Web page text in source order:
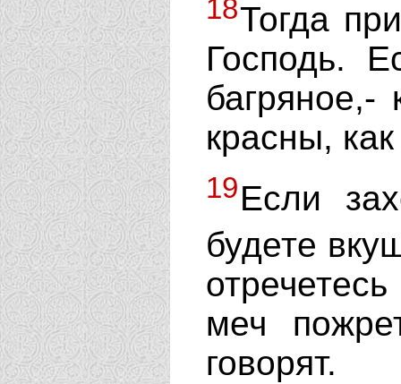
18Тогда
Господь.
багряное,-
красны,
19Если
будете
меч
говорят.